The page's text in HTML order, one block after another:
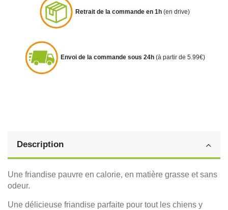
Retrait de la commande en 1h (en drive)
Envoi de la commande sous 24h (à partir de 5.99€)
Description
Une friandise pauvre en calorie, en matière grasse et sans
odeur.
Une délicieuse friandise parfaite pour tout les chiens y